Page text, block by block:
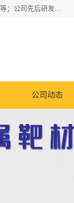
东莞市鼎伟新材料有限公司专业生产：镍钒合金靶、高纯铬靶、钛铝靶、铬铝靶、镍铬合金靶、钨钛合金靶材等；公司先后研发的蒸发材料、溅射靶材系列产品广泛应用到国内外众多知名电子、太阳能企业当中，以较高的性价比，成功发替代了国外进口产品，颇受用户好评。
公司动态